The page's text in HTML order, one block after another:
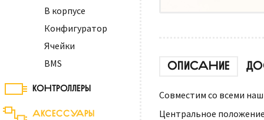
В корпусе
Конфигуратор
Ячейки
BMS
КОНТРОЛЛЕРЫ
АКСЕССУАРЫ
ОПИСАНИЕ
Совместим со всеми
Центральное